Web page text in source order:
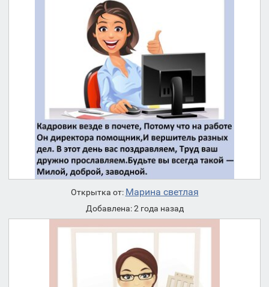
Открытка от: Марина светлая
Добавлена: 2 года назад